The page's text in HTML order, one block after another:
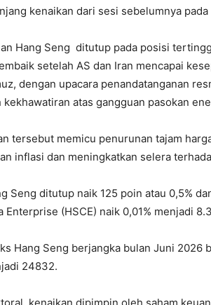
kenaikan dari sesi sebelumnya
Hang Seng ditutup pada posisi
setelah AS dan Iran mencapai
dengan upacara penandatanganan
kekhawatiran atas gangguan pasokan
tersebut memicu penurunan tajam
inflasi dan meningkatkan selera
Seng ditutup naik 125 poin atau 0,5%
Enterprise (HSCE) naik 0,01% menjadi
Hang Seng berjangka bulan Juni
24832.